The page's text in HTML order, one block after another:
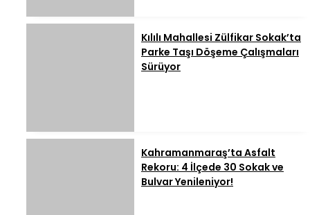
Kılılı Mahallesi Zülfikar Sokak’ta
Parke Taşı Döşeme Çalışmaları
Sürüyor
Kahramanmaraş’ta Asfalt
Rekoru: 4 İlçede 30 Sokak ve
Bulvar Yenileniyor!